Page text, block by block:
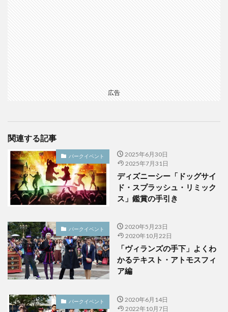
広告
関連する記事
パークイベント
2025年6月30日
2025年7月31日
ディズニーシー「ドッグサイ
ド・スプラッシュ・リミック
ス」鑑賞の手引き
パークイベント
2020年5月23日
2020年10月22日
「ヴィランズの手下」よくわ
かるテキスト・アトモスフィ
ア編
パークイベント
2020年6月14日
2022年10月7日